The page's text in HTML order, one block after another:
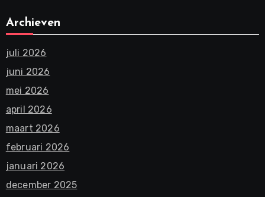
Archieven
juli 2026
juni 2026
mei 2026
april 2026
maart 2026
februari 2026
januari 2026
december 2025